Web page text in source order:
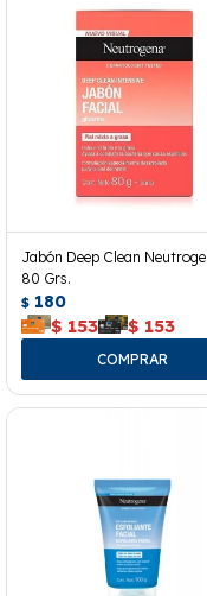
Jabón Deep Clean
80 Grs.
$ 180
$ 153 $ 153